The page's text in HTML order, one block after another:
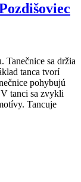
Tanečnice sa držia
tanca tvorí
pohybujú
tanci sa zvykli
Tancuje